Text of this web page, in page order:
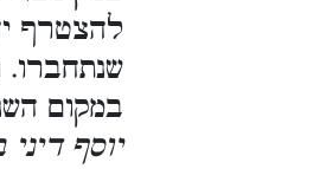
להצטרף
שנתחברו.
במקום
יוסף